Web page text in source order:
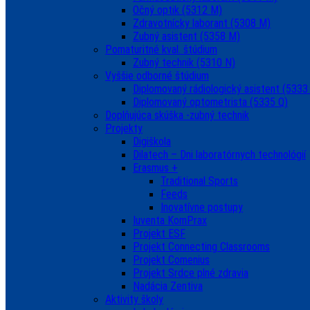
Očný optik (5312 M)
Zdravotnícky laborant (5308 M)
Zubný asistent (5358 M)
Pomaturitné kval. štúdium
Zubný technik (5310 N)
Vyššie odborné štúdium
Diplomovaný rádiologický asistent (5333
Diplomovaný optometrista (5335 Q)
Doplňujúca skúška -zubný technik
Projekty
Digiškola
Dilatech – Dni laboratórnych technológií
Erasmus +
Traditional Sports
Feeds
Inovatívne postupy
Iuventa KomPrax
Projekt ESF
Projekt Connecting Classrooms
Projekt Comenius
Projekt Srdce plné zdravia
Nadácia Zentiva
Aktivity školy